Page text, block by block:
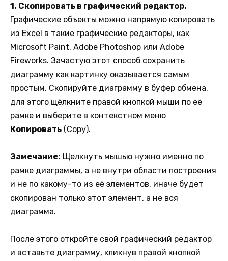
1. Скопировать в графический редактор.
Графические объекты можно напрямую копировать
из Excel в такие графические редакторы, как
Microsoft Paint, Adobe Photoshop или Adobe
Fireworks. Зачастую этот способ сохранить
диаграмму как картинку оказывается самым
простым. Скопируйте диаграмму в буфер обмена,
для этого щёлкните правой кнопкой мыши по её
рамке и выберите в контекстном меню
Копировать (Copy).
Замечание: Щелкнуть мышью нужно именно по
рамке диаграммы, а не внутри области построения
и не по какому-то из её элементов, иначе будет
скопирован только этот элемент, а не вся
диаграмма.
После этого откройте свой графический редактор
и вставьте диаграмму, кликнув правой кнопкой